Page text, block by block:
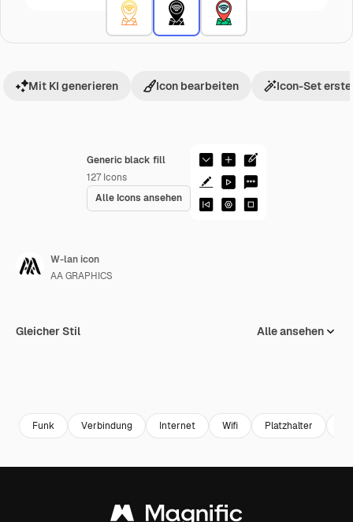
Generic black fill
127 Icons
Alle Icons ansehen
Mit KI generieren Icon bearbeiten Icon-Set
W-lan icon
AA GRAPHICS
Gleicher Stil Alle ansehen
Funk Verbindung Internet Wifi Platzhalter